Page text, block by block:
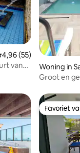
4,96 (55)
van
Woning in
Groot en
Favoriet
Favoriet